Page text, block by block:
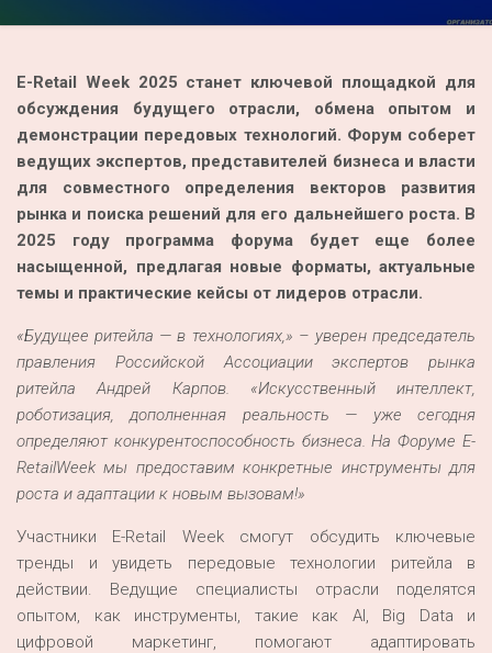
Перепись — 2020
E-Retail Week 2025 станет ключевой площадкой для
обсуждения будущего отрасли, обмена опытом и
демонстрации передовых технологий. Форум соберет
ведущих экспертов, представителей бизнеса и власти
для совместного определения векторов развития
рынка и поиска решений для его дальнейшего роста. В
2025 году программа форума будет еще более
насыщенной, предлагая новые форматы, актуальные
темы и практические кейсы от лидеров отрасли.
«Будущее ритейла — в технологиях,» – уверен председатель
правления Российской Ассоциации экспертов рынка
ритейла Андрей Карпов. «Искусственный интеллект,
роботизация, дополненная реальность — уже сегодня
определяют конкурентоспособность бизнеса. На Форуме E-
RetailWeek мы предоставим конкретные инструменты для
роста и адаптации к новым вызовам!»
Участники E-Retail Week смогут обсудить ключевые
тренды и увидеть передовые технологии ритейла в
действии. Ведущие специалисты отрасли поделятся
опытом, как инструменты, такие как AI, Big Data и
цифровой маркетинг, помогают адаптировать